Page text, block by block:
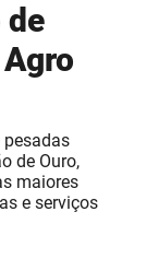
de
pesadas
de Ouro,
maiores
e serviços